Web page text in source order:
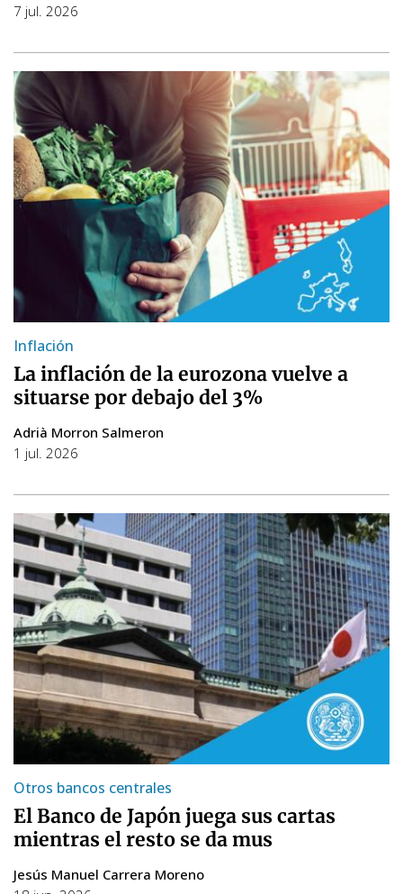
7 jul. 2026
Inflación
La inflación de la eurozona vuelve a
situarse por debajo del 3%
Adrià Morron Salmeron
1 jul. 2026
Otros bancos centrales
El Banco de Japón juega sus cartas
mientras el resto se da mus
Jesús Manuel Carrera Moreno